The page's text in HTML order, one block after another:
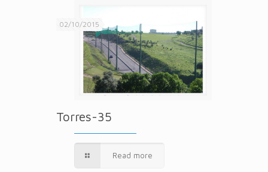
02/10/2015
Torres-35
Read more